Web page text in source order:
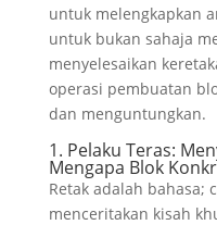
untuk melengkapkan
untuk bukan sahaja
menyelesaikan
operasi pembuatan
dan menguntungkan.
1. Pelaku Teras:
Mengapa Blok
Retak adalah bahasa;
menceritakan kisah